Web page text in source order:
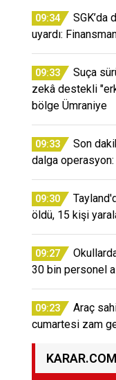
09:34
SGK’da
uyardı:
09:33
Suça
zekâ destekli
bölge Ümraniye
09:33
Son
dalga
09:30
öldü, 15 kişi
09:27
30 bin personel
09:23
Araç
cumartesi zam